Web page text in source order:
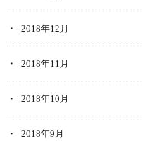
2018年12月
2018年11月
2018年10月
2018年9月